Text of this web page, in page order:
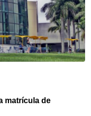
matrícula de